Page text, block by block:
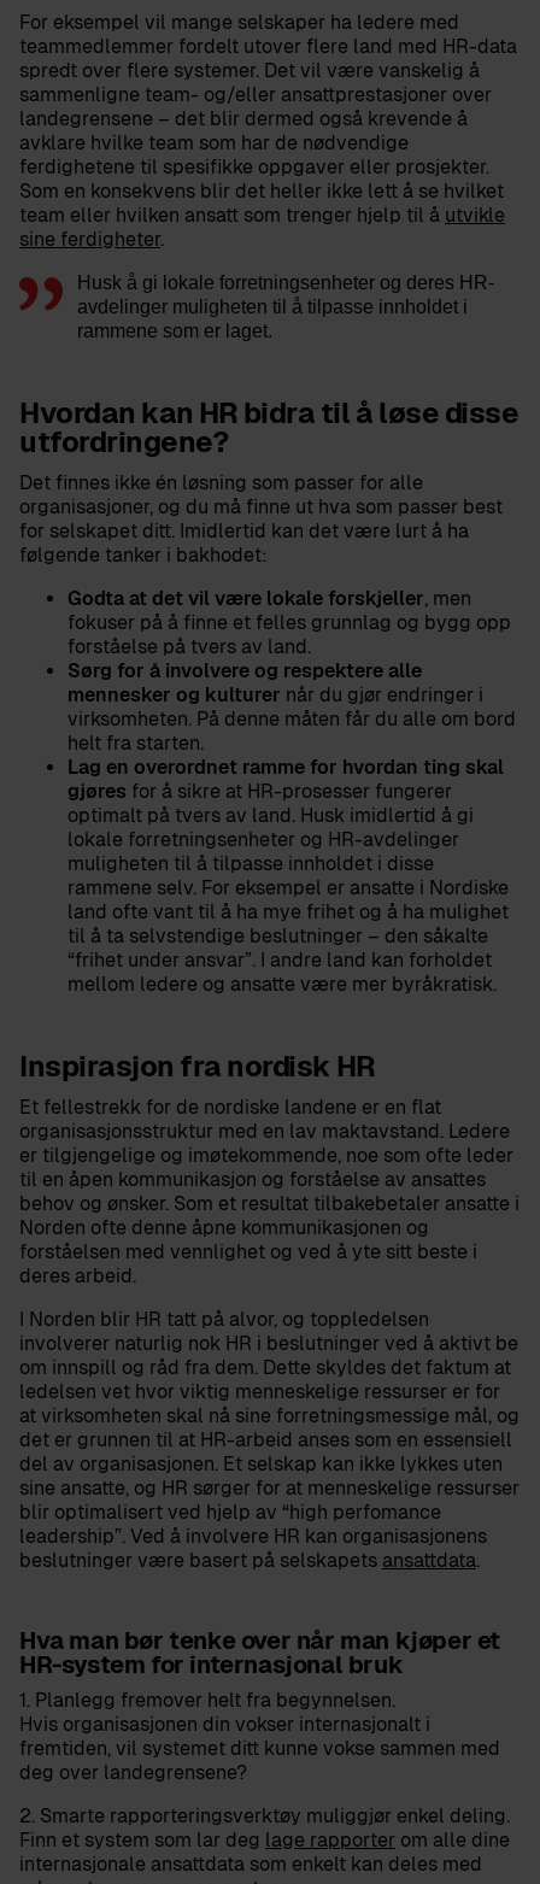
For eksempel vil mange selskaper ha ledere med
teammedlemmer fordelt utover flere land med HR-data
spredt over flere systemer. Det vil være vanskelig å
sammenligne team- og/eller ansattprestasjoner over
landegrensene – det blir dermed også krevende å
avklare hvilke team som har de nødvendige
ferdighetene til spesifikke oppgaver eller prosjekter.
Som en konsekvens blir det heller ikke lett å se hvilket
team eller hvilken ansatt som trenger hjelp til å utvikle
sine ferdigheter.
Husk å gi lokale forretningsenheter og deres HR-
avdelinger muligheten til å tilpasse innholdet i
rammene som er laget.
Hvordan kan HR bidra til å løse disse
utfordringene?
Det finnes ikke én løsning som passer for alle
organisasjoner, og du må finne ut hva som passer best
for selskapet ditt. Imidlertid kan det være lurt å ha
følgende tanker i bakhodet:
Godta at det vil være lokale forskjeller, men
fokuser på å finne et felles grunnlag og bygg opp
forståelse på tvers av land.
Sørg for å involvere og respektere alle
mennesker og kulturer når du gjør endringer i
virksomheten. På denne måten får du alle om bord
helt fra starten.
Lag en overordnet ramme for hvordan ting skal
gjøres for å sikre at HR-prosesser fungerer
optimalt på tvers av land. Husk imidlertid å gi
lokale forretningsenheter og HR-avdelinger
muligheten til å tilpasse innholdet i disse
rammene selv. For eksempel er ansatte i Nordiske
land ofte vant til å ha mye frihet og å ha mulighet
til å ta selvstendige beslutninger – den såkalte
“frihet under ansvar”. I andre land kan forholdet
mellom ledere og ansatte være mer byråkratisk.
Inspirasjon fra nordisk HR
Et fellestrekk for de nordiske landene er en flat
organisasjonsstruktur med en lav maktavstand. Ledere
er tilgjengelige og imøtekommende, noe som ofte leder
til en åpen kommunikasjon og forståelse av ansattes
behov og ønsker. Som et resultat tilbakebetaler ansatte i
Norden ofte denne åpne kommunikasjonen og
forståelsen med vennlighet og ved å yte sitt beste i
deres arbeid.
I Norden blir HR tatt på alvor, og toppledelsen
involverer naturlig nok HR i beslutninger ved å aktivt be
om innspill og råd fra dem. Dette skyldes det faktum at
ledelsen vet hvor viktig menneskelige ressurser er for
at virksomheten skal nå sine forretningsmessige mål, og
det er grunnen til at HR-arbeid anses som en essensiell
del av organisasjonen. Et selskap kan ikke lykkes uten
sine ansatte, og HR sørger for at menneskelige ressurser
blir optimalisert ved hjelp av “high perfomance
leadership”. Ved å involvere HR kan organisasjonens
beslutninger være basert på selskapets ansattdata.
Hva man bør tenke over når man kjøper et
HR-system for internasjonal bruk
1. Planlegg fremover helt fra begynnelsen.
Hvis organisasjonen din vokser internasjonalt i
fremtiden, vil systemet ditt kunne vokse sammen med
deg over landegrensene?
2. Smarte rapporteringsverktøy muliggjør enkel deling.
Finn et system som lar deg lage rapporter om alle dine
internasjonale ansattdata som enkelt kan deles med